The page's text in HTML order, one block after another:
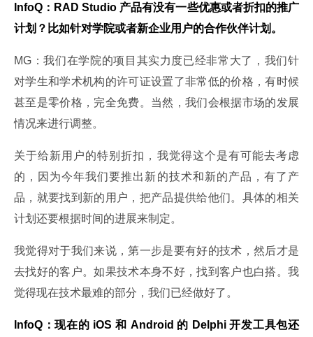
InfoQ：RAD Studio 产品有没有一些优惠或者折扣的推广
计划？比如针对学院或者新企业用户的合作伙伴计划。
MG：我们在学院的项目其实力度已经非常大了，我们针
对学生和学术机构的许可证设置了非常低的价格，有时候
甚至是零价格，完全免费。当然，我们会根据市场的发展
情况来进行调整。
关于给新用户的特别折扣，我觉得这个是有可能去考虑
的，因为今年我们要推出新的技术和新的产品，有了产
品，就要找到新的用户，把产品提供给他们。具体的相关
计划还要根据时间的进展来制定。
我觉得对于我们来说，第一步是要有好的技术，然后才是
去找好的客户。如果技术本身不好，找到客户也白搭。我
觉得现在技术最难的部分，我们已经做好了。
InfoQ：现在的 iOS 和 Android 的 Delphi 开发工具包还